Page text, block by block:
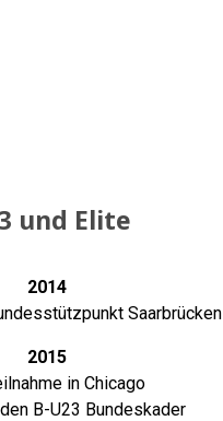
und Elite
2014
Saarbrücken
2015
in Chicago
B-U23 Bundeskader